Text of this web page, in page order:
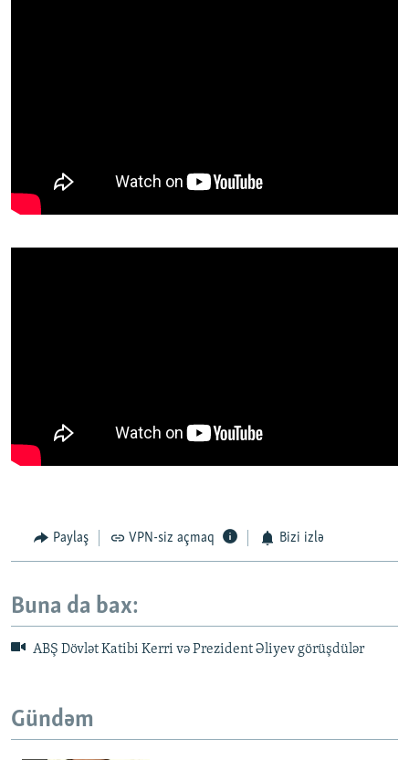
Paylaş VPN-siz açmaq Bizi izlə
Buna da bax:
ABŞ Dövlət Katibi Kerri və Prezident Əliyev görüşdülər
Gündəm